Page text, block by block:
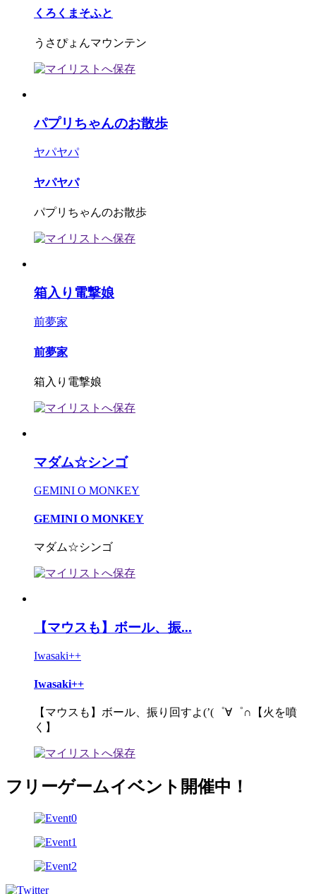
くろくまそふと
うさぴょんマウンテン
パプリちゃんのお散歩
ヤパヤパ
ヤパヤパ
パプリちゃんのお散歩
箱入り電撃娘
前夢家
前夢家
箱入り電撃娘
マダム☆シンゴ
GEMINI O MONKEY
GEMINI O MONKEY
マダム☆シンゴ
【マウスも】ボール、振...
Iwasaki++
Iwasaki++
【マウスも】ボール、振り回すよ(’(゜∀゜∩【火を噴
く】
フリーゲームイベント開催中！